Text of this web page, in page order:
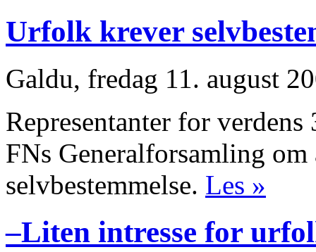
Urfolk krever
Galdu, fredag 11. august
Representanter for
FNs Generalforsamling
selvbestemmelse. Les »
–Liten intresse for